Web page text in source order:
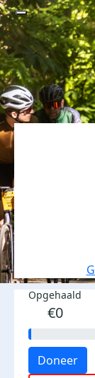
Opgehaald
€0
Doneer